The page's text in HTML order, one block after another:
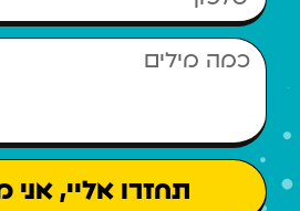
תחזרו אליי,